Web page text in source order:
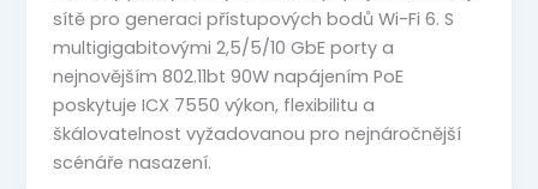
sítě pro generaci přístupových bodů Wi-Fi 6. S
multigigabitovými 2,5/5/10 GbE porty a
nejnovějším 802.11bt 90W napájením PoE
poskytuje ICX 7550 výkon, flexibilitu a
škálovatelnost vyžadovanou pro nejnáročnější
scénáře nasazení.